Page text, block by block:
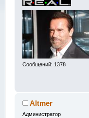
Сообщений: 1378
Altmer
Администратор